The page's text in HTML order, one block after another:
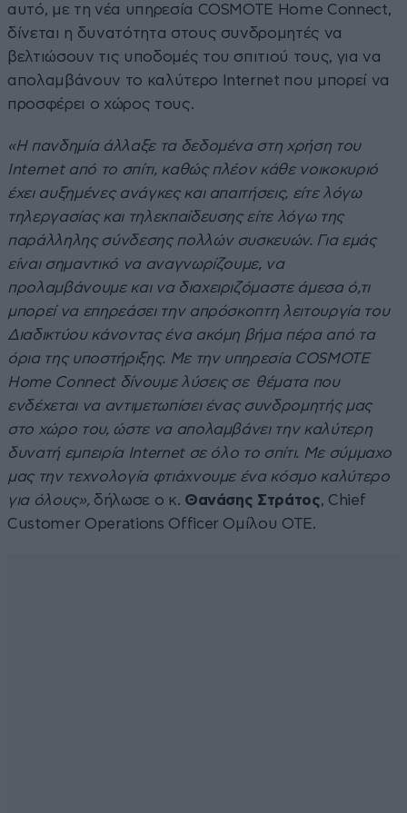
αυτό, με τη νέα υπηρεσία COSMOTE Home Connect,
δίνεται η δυνατότητα στους συνδρομητές να
βελτιώσουν τις υποδομές του σπιτιού τους, για να
απολαμβάνουν το καλύτερο Internet που μπορεί να
προσφέρει ο χώρος τους.
«Η πανδημία άλλαξε τα δεδομένα στη χρήση του
Internet από το σπίτι, καθώς πλέον κάθε νοικοκυριό
έχει αυξημένες ανάγκες και απαιτήσεις, είτε λόγω
τηλεργασίας και τηλεκπαίδευσης είτε λόγω της
παράλληλης σύνδεσης πολλών συσκευών. Για εμάς
είναι σημαντικό να αναγνωρίζουμε, να
προλαμβάνουμε και να διαχειριζόμαστε άμεσα ό,τι
μπορεί να επηρεάσει την απρόσκοπτη λειτουργία του
Διαδικτύου κάνοντας ένα ακόμη βήμα πέρα από τα
όρια της υποστήριξης. Με την υπηρεσία COSMOTE
Home Connect δίνουμε λύσεις σε θέματα που
ενδέχεται να αντιμετωπίσει ένας συνδρομητής μας
στο χώρο του, ώστε να απολαμβάνει την καλύτερη
δυνατή εμπειρία Internet σε όλο το σπίτι. Με σύμμαχο
μας την τεχνολογία φτιάχνουμε ένα κόσμο καλύτερο
για όλους»,δήλωσε ο κ. Θανάσης Στράτος, Chief
Customer Operations Officer Ομίλου ΟΤΕ.